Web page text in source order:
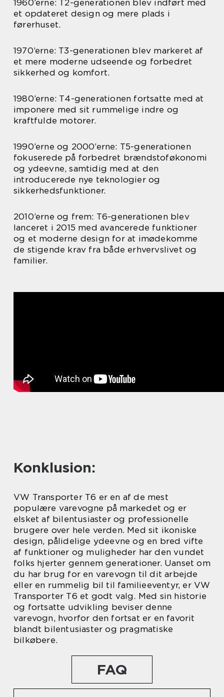
1960’erne: T2-generationen blev indført med
et opdateret design og mere plads i
førerhuset.
1970’erne: T3-generationen blev markeret af
et mere moderne udseende og forbedret
sikkerhed og komfort.
1980’erne: T4-generationen fortsatte med at
imponere med sit rummelige indre og
kraftfulde motorer.
1990’erne og 2000’erne: T5-generationen
fokuserede på forbedret brændstoføkonomi
og ydeevne, samtidig med at den
introducerede nye teknologier og
sikkerhedsfunktioner.
2010’erne og frem: T6-generationen blev
lanceret i 2015 med avancerede funktioner
og et moderne design for at imødekomme
de stigende krav fra både erhvervslivet og
familier.
Konklusion:
VW Transporter T6 er en af de mest
populære varevogne på markedet og er
elsket af bilentusiaster og professionelle
brugere over hele verden. Med sit ikoniske
design, pålidelige ydeevne og en bred vifte
af funktioner og muligheder har den vundet
folks hjerter gennem generationer. Uanset om
du har brug for en varevogn til dit arbejde
eller en rummelig bil til familieeventyr, er VW
Transporter T6 et godt valg. Med sin historie
og fortsatte udvikling beviser denne
varevogn, hvorfor den fortsat er en favorit
blandt bilentusiaster og pragmatiske
bilkøbere.
FAQ